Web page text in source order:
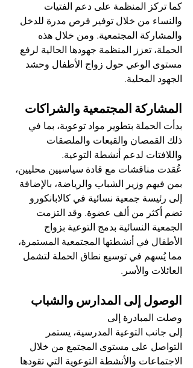
كما تركز المنظمة على دعم الفتيات
والنساء من خلال توفير فرص مدرة للدخل
والمشاركة المجتمعية. ومن خلال هذه
الحملة، تعزز المنظمة جهودها الحالية لرفع
مستوى الوعي حول زواج الأطفال وحشد
الجهود المحلية.
المشاركة المجتمعية والشراكات
بدأت الحملة بتطوير مواد توعوية، بما في
ذلك القمصان والقبعات والملصقات
واللافتات لدعم أنشطة التوعية.
عُقدت مناقشات مع قادة سياسيين محليين،
بمن فيهم وزير الشباب والرياضة، بالإضافة
إلى رئيسة جمعية نسائية في كالابانكورو
تضم أكثر من ألف عضوة. وقد التزمت
الجمعية النسائية بدمج التوعية بزواج
الأطفال في أنشطتها المجتمعية المستمرة،
مما يُسهم في توسيع نطاق الحملة لتشمل
العائلات والأسر.
الوصول إلى المدارس والشباب
وصلت المبادرة إلى
إلى جانب التوعية المدرسية، يستمر
التواصل على مستوى المجتمع من خلال
الاجتماعات والأنشطة التوعوية التي تقودها